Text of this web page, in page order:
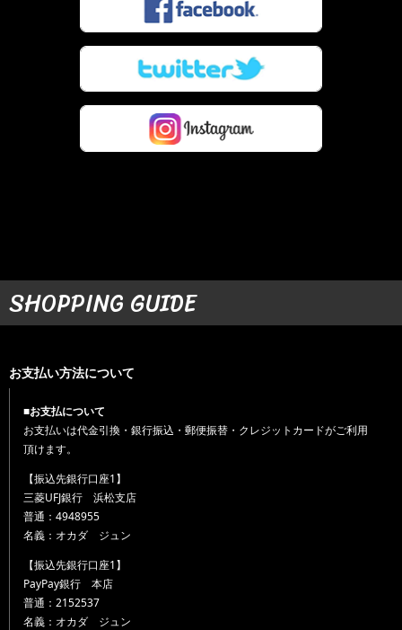
SHOPPING GUIDE
お支払い方法について
■お支払について
お支払いは代金引換・銀行振込・郵便振替・クレジットカードがご利用
頂けます。
【振込先銀行口座1】
三菱UFJ銀行 浜松支店
普通：4948955
名義：オカダ ジュン
【振込先銀行口座1】
PayPay銀行 本店
普通：2152537
名義：オカダ ジュン